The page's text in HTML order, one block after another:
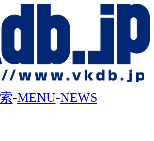
-MENU-NEWS